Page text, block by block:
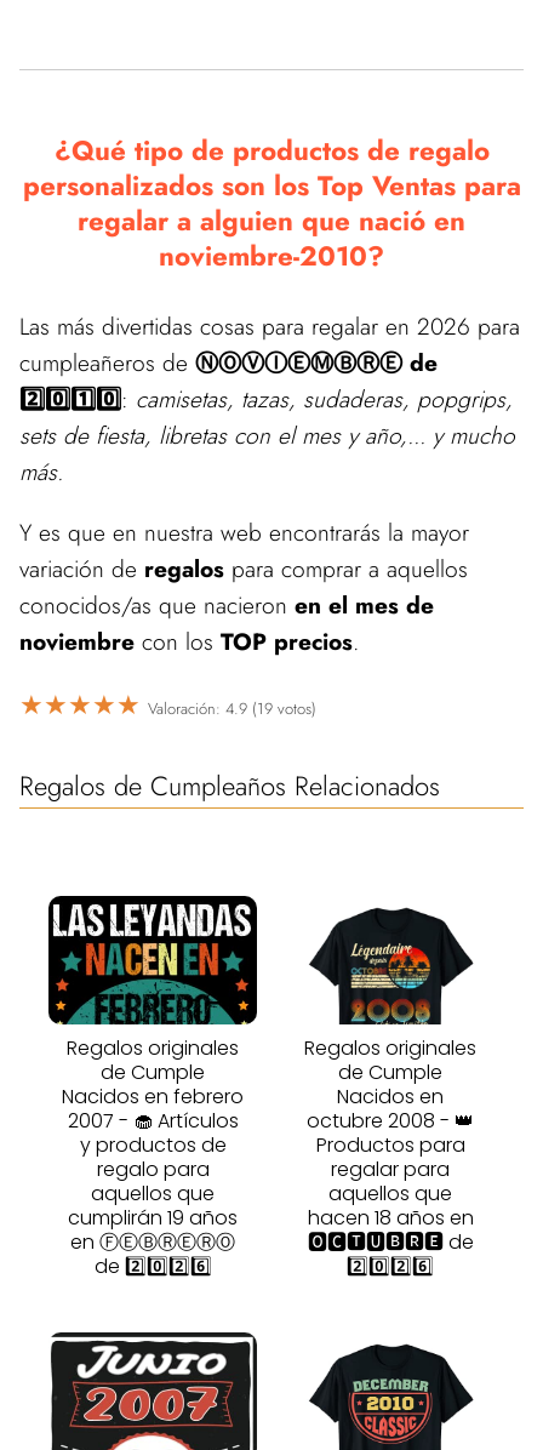
¿Qué tipo de productos de regalo
personalizados son los Top Ventas para
regalar a alguien que nació en
noviembre-2010?
Las más divertidas cosas para regalar en 2026 para
cumpleañeros de ⓃⓄⓋⒾⒺⓂⒷⓇⒺ de
2️⃣0️⃣1️⃣0️⃣: camisetas, tazas, sudaderas, popgrips,
sets de fiesta, libretas con el mes y año,... y mucho
más.
Y es que en nuestra web encontrarás la mayor
variación de regalos para comprar a aquellos
conocidos/as que nacieron en el mes de
noviembre con los TOP precios.
★★★★★ Valoración: 4.9 (19 votos)
Regalos de Cumpleaños Relacionados
Regalos originales
de Cumple
Nacidos en febrero
2007 - 🧁 Artículos
y productos de
regalo para
aquellos que
cumplirán 19 años
en ⒻⒺⒷⓇⒺⓇⓄ
de 2️⃣0️⃣2️⃣6️⃣
Regalos originales
de Cumple
Nacidos en
octubre 2008 - 👑
Productos para
regalar para
aquellos que
hacen 18 años en
🅾🅲🆃🆄🅱🆁🅴 de
2️⃣0️⃣2️⃣6️⃣